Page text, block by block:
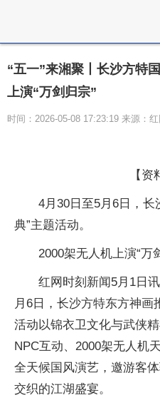
“五一”来湘聚丨长沙方特
上演“万剑归宗”
时间：2026-05-08 17:23:19 来源：红
【资
4月30日至5月6日，长
典”主题活动。
2000架无人机上演“万
红网时刻新闻5月1日
月6日，长沙方特东方神画
活动以锦衣卫文化与武侠
NPC互动、2000架无人机
全天候国风演艺，邀游客
交织的江湖盛宴。